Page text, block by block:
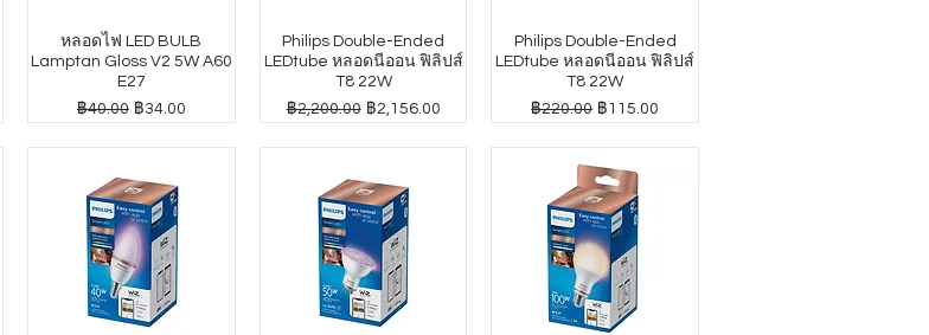
หลอดไฟ LED BULB
Lamptan Gloss V2 5W A60
E27
ราคาปกติ
฿40.00 ราคาขายลด
฿34.00
Philips Double-Ended
LEDtube หลอดนีออน ฟิลิปส์
T8 22W
ราคาปกติ
฿2,200.00 ราคาขายลด
฿2,156.00
Philips Double-Ended
LEDtube หลอดนีออน ฟิลิปส์
T8 22W
ราคาปกติ
฿220.00 ราคาขายลด
฿115.00